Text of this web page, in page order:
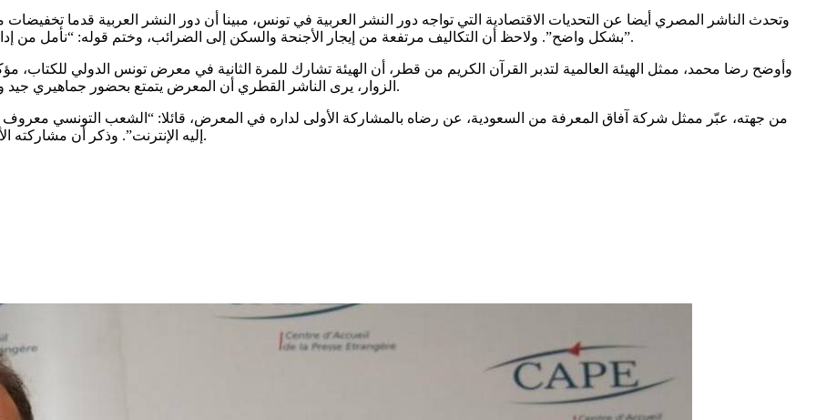
وتحدث الناشر المصري أيضا عن التحديات الاقتصادية التي تواجه دور النشر العربية في تونس، مبينا أن دور النشر العربية قدما
بشكل واضح”. ولاحظ أن التكاليف مرتفعة من إيجار الأجنحة والسكن إلى الضرائب، وختم قوله: “نأمل من إدارة المعرض أن تعيد النظر في هذه التسعيرة لتكون في متناول الجميع”.
وأوضح رضا محمد، ممثل الهيئة العالمية لتدبر القرآن الكريم من قطر، أن الهيئة تشارك للمرة الثانية في معرض تونس الدولي
الزوار، يرى الناشر القطري أن المعرض يتمتع بحضور جماهيري جيد وهو يُعد من أعلى المعارض العربية من حيث الزوار بعد معرض القاهرة.
من جهته، عبّر ممثل شركة آفاق المعرفة من السعودية، عن رضاه بالمشاركة الأولى لداره في المعرض، قائلا: “الشعب التونسي معروف
إليه الإنترنت”. وذكر أن مشاركته الأولى كانت جيدة، ملاحظا إقبالا واضحا خاصة في عطلات نهاية الأسبوع.